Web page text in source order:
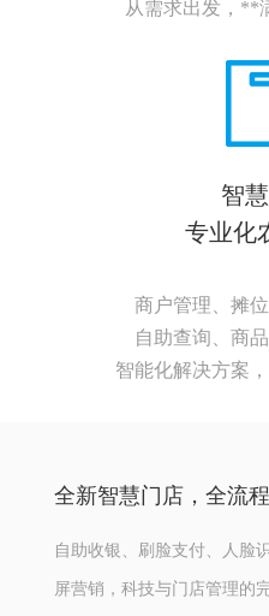
从需求出发，**
智
专业化
商户管理、摊
自助查询、商
智能化解决方案
全新智慧门店，全流
自助收银、刷脸支付、人脸
屏营销，科技与门店管理的